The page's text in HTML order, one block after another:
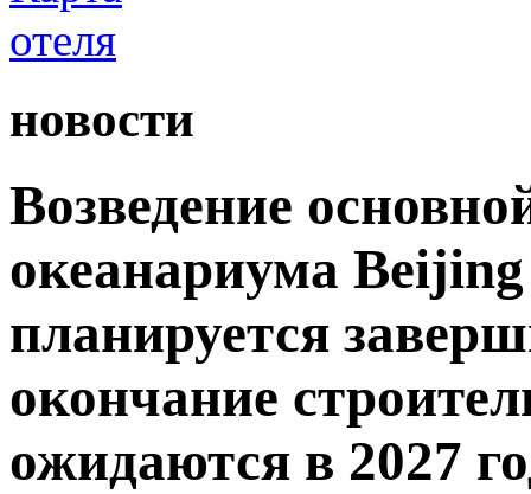
новости
Возведение
океанариума
планируется
окончание
ожидаются в 2027